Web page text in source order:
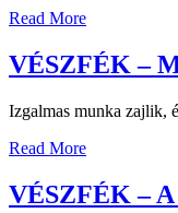
Read More
VÉSZFÉK –
Izgalmas munka zajlik,
Read More
VÉSZFÉK –